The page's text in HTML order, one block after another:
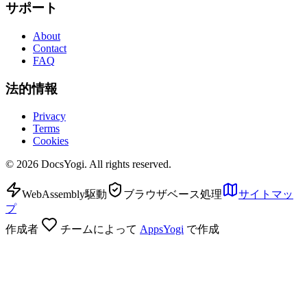
サポート
About
Contact
FAQ
法的情報
Privacy
Terms
Cookies
© 2026 DocsYogi. All rights reserved.
WebAssembly駆動 ブラウザベース処理
サイトマッ
プ
作成者
チームによって AppsYogi で作成